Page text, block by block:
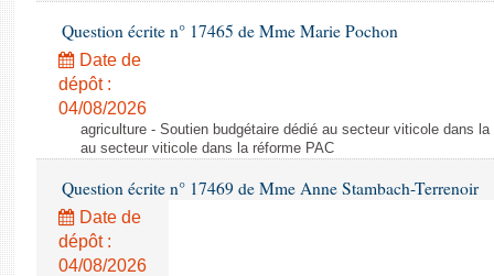
Question écrite n° 17465 de Mme Marie Pochon
Date de
dépôt :
04/08/2026
agriculture - Soutien budgétaire dédié au secteur viticole dans
au secteur viticole dans la réforme PAC
Question écrite n° 17469 de Mme Anne Stambach-Terrenoir
Date de
dépôt :
04/08/2026